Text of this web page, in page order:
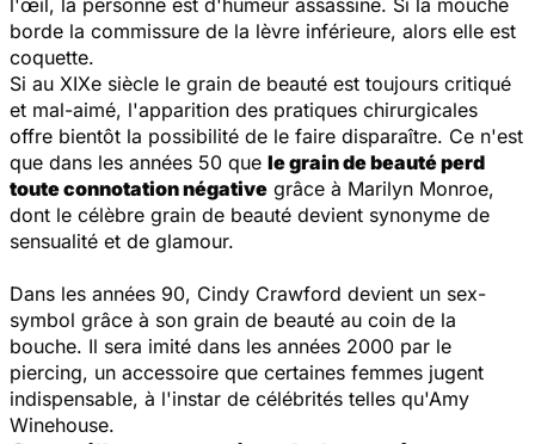
borde la commissure de la lèvre inférieure, alors elle est
coquette.
Si au XIXe siècle le grain de beauté est toujours critiqué
et mal-aimé, l'apparition des pratiques chirurgicales
offre bientôt la possibilité de le faire disparaître. Ce n'est
que dans les années 50 que le grain de beauté perd
toute connotation négative grâce à Marilyn Monroe,
dont le célèbre grain de beauté devient synonyme de
sensualité et de glamour.
Dans les années 90, Cindy Crawford devient un sex-
symbol grâce à son grain de beauté au coin de la
bouche. Il sera imité dans les années 2000 par le
piercing, un accessoire que certaines femmes jugent
indispensable, à l'instar de célébrités telles qu'Amy
Winehouse.